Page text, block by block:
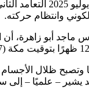
وانتظام حركته.
ماجد أبو
وتصبح ظلال
يشير –